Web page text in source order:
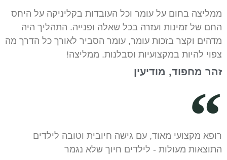
ממליצה בחום על עומר וכל העובדות בקליניקה על היחס
החם של זמינות ועזרה בכל שאלה ופנייה. התהליך היה
מדהים וקצר בזכות עומר, עומר הסביר לאורך כל הדרך מה
צפוי להיות במקצועיות וסבלנות. ממליצה!
זהר מחפוד, מודיעין
רופא מקצועי מאוד, עם גישה חיובית וטובה לילדים
התוצאות מעולות - לילדים חיוך שלא נגמר